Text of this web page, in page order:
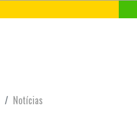
Notícias